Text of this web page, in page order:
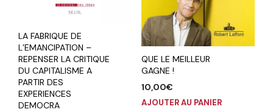
LA FABRIQUE DE
L’EMANCIPATION –
REPENSER LA CRITIQUE
DU CAPITALISME A
PARTIR DES
EXPERIENCES
DEMOCRA
QUE LE MEILLEUR
GAGNE !
10,00€
AJOUTER AU PANIER